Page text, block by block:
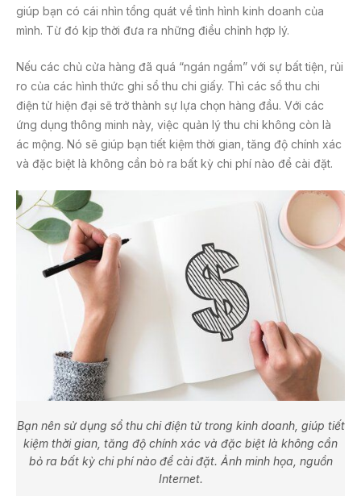
giúp bạn có cái nhìn tổng quát về tình hình kinh doanh của
mình. Từ đó kịp thời đưa ra những điều chỉnh hợp lý.
Nếu các chủ cửa hàng đã quá “ngán ngẩm” với sự bất tiện, rủi
ro của các hình thức ghi sổ thu chi giấy. Thì các sổ thu chi
điện tử hiện đại sẽ trở thành sự lựa chọn hàng đầu. Với các
ứng dụng thông minh này, việc quản lý thu chi không còn là
ác mộng. Nó sẽ giúp bạn tiết kiệm thời gian, tăng độ chính xác
và đặc biệt là không cần bỏ ra bất kỳ chi phí nào để cài đặt.
Bạn nên sử dụng sổ thu chi điện tử trong kinh doanh, giúp tiết
kiệm thời gian, tăng độ chính xác và đặc biệt là không cần
bỏ ra bất kỳ chi phí nào để cài đặt. Ảnh minh họa, nguồn
Internet.